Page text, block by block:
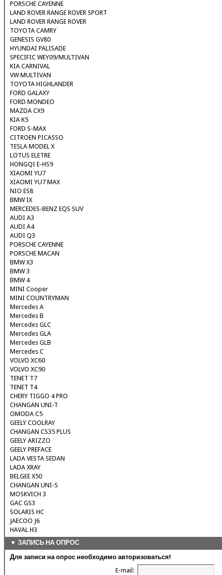
PORSCHE CAYENNE
LAND ROVER RANGE ROVER SPORT
LAND ROVER RANGE ROVER
TOYOTA CAMRY
GENESIS GV80
HYUNDAI PALISADE
SPECIFIC WEY09/MULTIVAN
KIA CARNIVAL
VW MULTIVAN
TOYOTA HIGHLANDER
FORD GALAXY
FORD MONDEO
MAZDA CX9
KIA K5
FORD S-MAX
CITROEN PICASSO
TESLA MODEL X
LOTUS ELETRE
HONGQI E-HS9
XIAOMI YU7
XIAOMI YU7 MAX
NIO ES8
BMW IX
MERCEDES-BENZ EQS SUV
AUDI A3
AUDI A4
AUDI Q3
PORSCHE CAYENNE
PORSCHE MACAN
BMW X3
BMW 3
BMW 4
MINI Cooper
MINI COUNTRYMAN
Mercedes A
Mercedes B
Mercedes GLC
Mercedes GLA
Mercedes GLB
Mercedes C
VOLVO XC60
VOLVO XC90
TENET T7
TENET T4
CHERY TIGGO 4 PRO
CHANGAN UNI-T
OMODA C5
GEELY COOLRAY
CHANGAN CS35 PLUS
GEELY ARIZZO
GEELY PREFACE
LADA VESTA SEDAN
LADA XRAY
BELGEE X50
CHANGAN UNI-S
MOSKVICH 3
GAC GS3
SOLARIS HC
JAECOO J6
HAVAL H3
▼ ЗАПИСЬ НА ОПРОС
Для записи на опрос необходимо авторизоваться!
E-mail: